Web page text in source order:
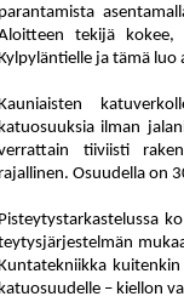
tekijä kokee,
ja tämä luo
ilman
tiiviisti
Osuudella on
tysjärjestelmän
– kiellon